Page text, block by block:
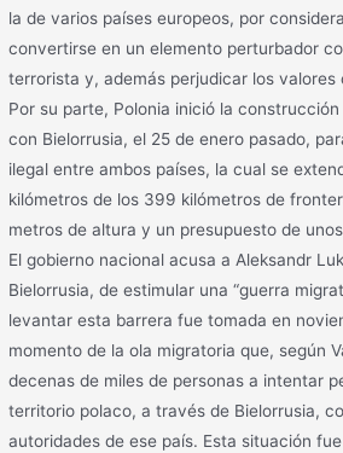
la de varios países europeos, por
convertirse en un elemento perturbador
terrorista y, además perjudicar los valores
Por su parte, Polonia inició la
con Bielorrusia, el 25 de enero pasado,
ilegal entre ambos países, la cual se
kilómetros de los 399 kilómetros de
metros de altura y un presupuesto de
El gobierno nacional acusa a Aleksandr
Bielorrusia, de estimular una “guerra
levantar esta barrera fue tomada en
momento de la ola migratoria que, según
decenas de miles de personas a intentar
territorio polaco, a través de Bielorrusia,
autoridades de ese país. Esta situación